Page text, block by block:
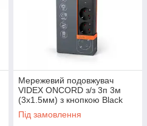
Мережевий подовжувач
VIDEX ONCORD з/з 3п 3м
(3x1.5мм) з кнопкою Black
Під замовлення